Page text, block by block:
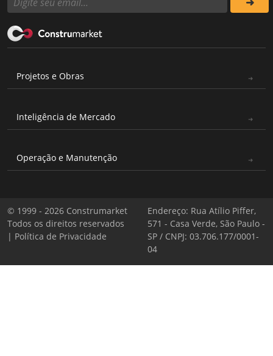
Projetos e Obras
Inteligência de Mercado
Operação e Manutenção
© 1999 - 2026 Construmarket
Todos os direitos reservados
| Política de Privacidade
Endereço: Rua Atílio Piffer,
571 - Casa Verde, São Paulo -
SP / CNPJ: 03.706.177/0001-
04